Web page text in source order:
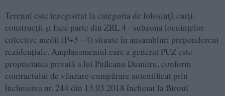
Terenul este înregistrat la categoria de folosinţă curţi-
construcţii şi face parte din ZRL 4 - subzona locuinţelor
colective medii (P+3 - 4) situate în ansambluri preponderent
rezidenţiale. Amplasamentul care a generat PUZ este
proprietatea privată a lui Pufleanu Dumitru, conform
contractului de vânzare-cumpărare autentificat prin
încheierea nr. 244 din 13.03.2018 încheiat la Biroul